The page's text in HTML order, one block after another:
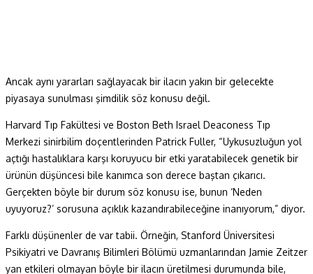
Ancak aynı yararları sağlayacak bir ilacın yakın bir gelecekte
piyasaya sunulması şimdilik söz konusu değil.
Harvard Tıp Fakültesi ve Boston Beth Israel Deaconess Tıp
Merkezi sinirbilim doçentlerinden Patrick Fuller, “Uykusuzluğun yol
açtığı hastalıklara karşı koruyucu bir etki yaratabilecek genetik bir
ürünün düşüncesi bile kanımca son derece baştan çıkarıcı.
Gerçekten böyle bir durum söz konusu ise, bunun ‘Neden
uyuyoruz?’ sorusuna açıklık kazandırabileceğine inanıyorum,” diyor.
Farklı düşünenler de var tabii. Örneğin, Stanford Üniversitesi
Psikiyatri ve Davranış Bilimleri Bölümü uzmanlarından Jamie Zeitzer
yan etkileri olmayan böyle bir ilacın üretilmesi durumunda bile,